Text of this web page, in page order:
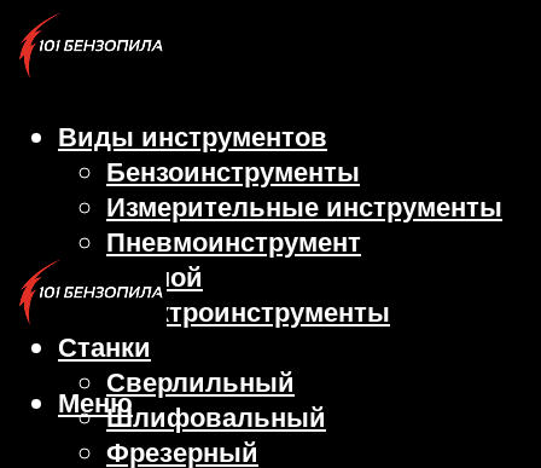
Виды инструментов
Бензоинструменты
Измерительные инструменты
Пневмоинструмент
Ручной
Электроинструменты
Станки
Сверлильный
Шлифовальный
Фрезерный
Меню